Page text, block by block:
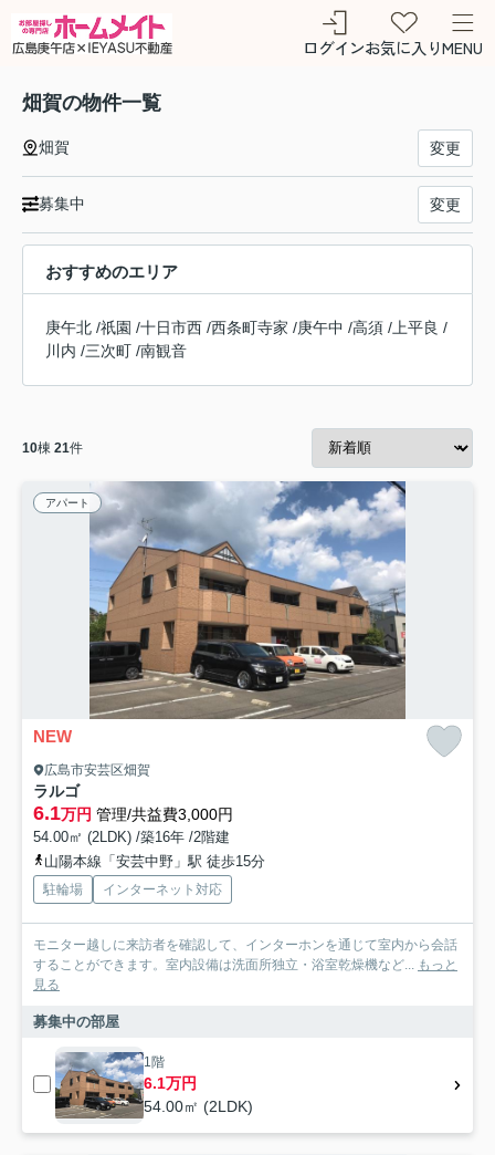
ログインお気に入りMENU
畑賀の物件一覧
畑賀 変更
募集中 変更
おすすめのエリア
庚午北 /祇園 /十日市西 /西条町寺家 /庚午中 /高須 / 上平良 /
川内 /三次町 /南観音
10棟 21件
アパート
NEW
広島市安芸区畑賀
ラルゴ
6.1万円 管理/共益費3,000円
54.00㎡ (2LDK) /築16年 /2階建
山陽本線「安芸中野」駅 徒歩15分
駐輪場 インターネット対応
モニター越しに来訪者を確認して、インターホンを通じて室内から会話
することができます。室内設備は洗面所独立・浴室乾燥機など...
もっと
見る
募集中の部屋
1階
6.1万円
54.00㎡ (2LDK)